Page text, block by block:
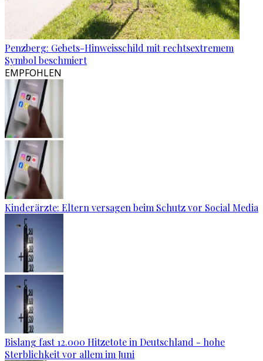
Penzberg: Gebets-Hinweisschild mit rechtsextremem
Symbol beschmiert
EMPFOHLEN
Kinderärzte: Eltern versagen beim Schutz vor Social Media
Bislang fast 12.000 Hitzetote in Deutschland - hohe
Sterblichkeit vor allem im Juni